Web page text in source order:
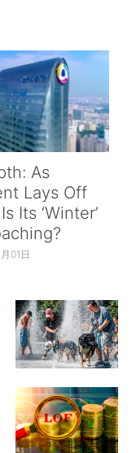
As
Lays Off
Its ‘Winter’
01日